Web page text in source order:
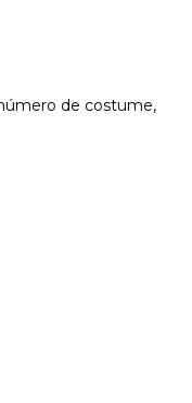
de costume,